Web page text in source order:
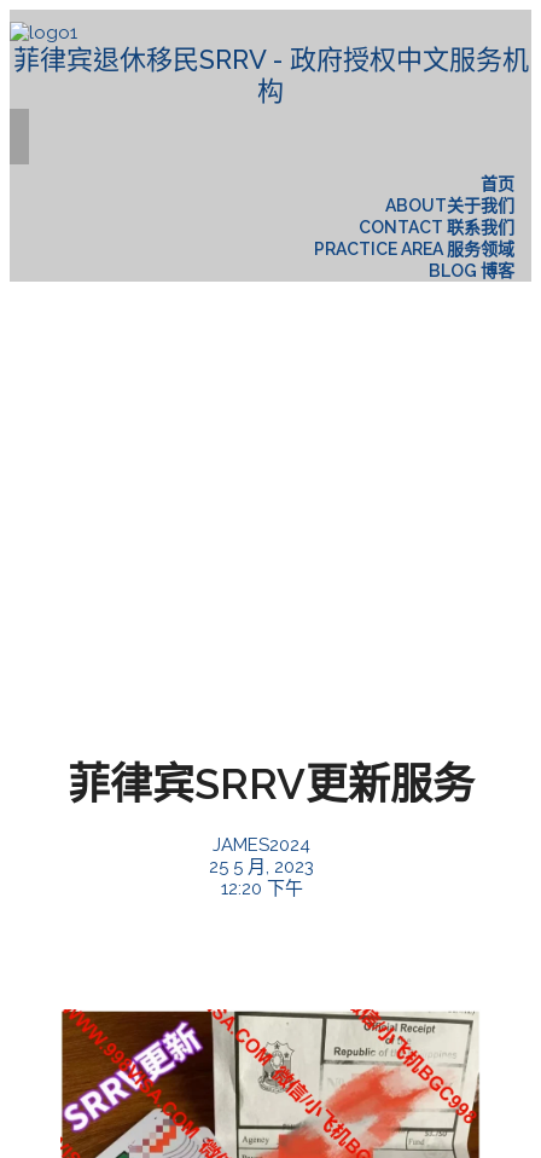
菲律宾退休移民SRRV - 政府授权中文服务机
构
首页
ABOUT关于我们
CONTACT 联系我们
PRACTICE AREA 服务领域
BLOG 博客
菲律宾SRRV更新服务
JAMES2024
25 5 月, 2023
12:20 下午